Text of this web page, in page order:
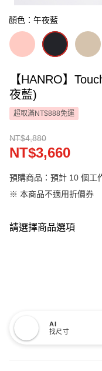
顏色：午夜藍
【HANRO】
夜藍)
超取滿NT$888免運
NT$4,880
NT$3,660
預購商品：預計 10 個工
※ 本商品不適用折價券
請選擇商品選項
AI
找尺寸